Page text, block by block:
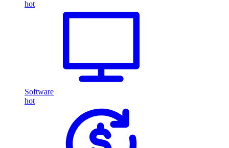
hot
Software
hot